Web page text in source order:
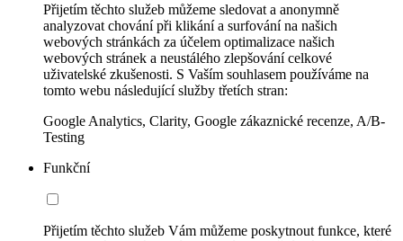
Přijetím těchto služeb můžeme sledovat a anonymně
analyzovat chování při klikání a surfování na našich
webových stránkách za účelem optimalizace našich
webových stránek a neustálého zlepšování celkové
uživatelské zkušenosti. S Vaším souhlasem používáme na
tomto webu následující služby třetích stran:
Google Analytics, Clarity, Google zákaznické recenze, A/B-
Testing
Funkční
Přijetím těchto služeb Vám můžeme poskytnout funkce, které